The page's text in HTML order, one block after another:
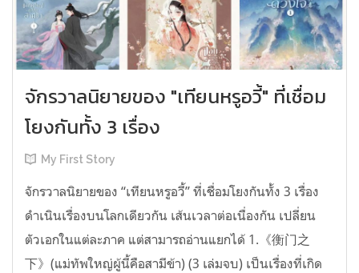
จักรวาลนิยายของ "เทียนหรูอวี้" ที่เชื่อม
โยงกันทั้ง 3 เรื่อง
My First Story
จักรวาลนิยายของ “เทียนหรูอวี้” ที่เชื่อมโยงกันทั้ง 3 เรื่อง
ดำเนินเรื่องบนโลกเดียวกัน เส้นเวลาต่อเนื่องกัน เปลี่ยน
ตัวเอกในแต่ละภาค แต่สามารถอ่านแยกได้ 1.《衡门之
下》(แม่ทัพใหญ่ผู้นี้คือสามีข้า) (3 เล่มจบ) เป็นเรื่องที่เกิด